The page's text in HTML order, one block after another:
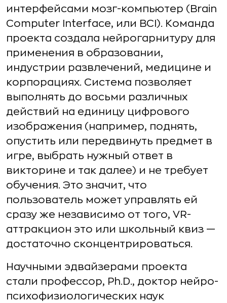
интерфейсами мозг-компьютер (Brain
Computer Interface, или BCI). Команда
проекта создала нейрогарнитуру для
применения в образовании,
индустрии развлечений, медицине и
корпорациях. Система позволяет
выполнять до восьми различных
действий на единицу цифрового
изображения (например, поднять,
опустить или передвинуть предмет в
игре, выбрать нужный ответ в
викторине и так далее) и не требует
обучения. Это значит, что
пользователь может управлять ей
сразу же независимо от того, VR-
аттракцион это или школьный квиз —
достаточно сконцентрироваться.
Научными эдвайзерами проекта
стали профессор, Ph.D., доктор нейро-
психофизиологических наук